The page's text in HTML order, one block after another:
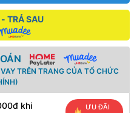
TRẢ SAU
TRÊN TRANG CỦA TỔ CHỨC
khi
ƯU ĐÃI